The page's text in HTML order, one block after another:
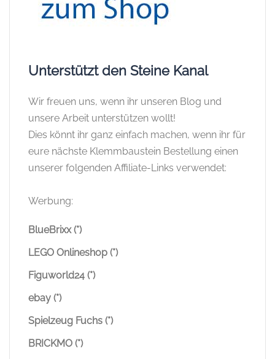
Unterstützt den Steine Kanal
Wir freuen uns, wenn ihr unseren Blog und
unsere Arbeit unterstützen wollt!
Dies könnt ihr ganz einfach machen, wenn ihr für
eure nächste Klemmbaustein Bestellung einen
unserer folgenden Affiliate-Links verwendet:
Werbung:
BlueBrixx (*)
LEGO Onlineshop (*)
Figuworld24 (*)
ebay (*)
Spielzeug Fuchs (*)
BRICKMO (*)